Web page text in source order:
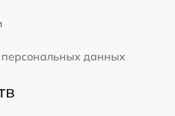
персональных данных